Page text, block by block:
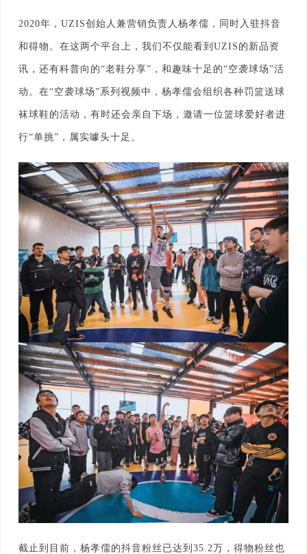
2020年，UZIS创始人兼营销负责人杨孝儒，同时入驻抖音
和得物。在这两个平台上，我们不仅能看到UZIS的新品资
讯，还有科普向的“老鞋分享”，和趣味十足的“空袭球场”活
动。在“空袭球场”系列视频中，杨孝儒会组织各种罚篮送球
袜球鞋的活动，有时还会亲自下场，邀请一位篮球爱好者进
行“单挑”，属实噱头十足。
截止到目前，杨孝儒的抖音粉丝已达到35.2万，得物粉丝也